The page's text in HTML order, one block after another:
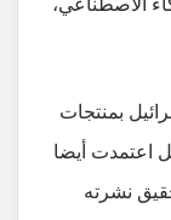
الاصطناعي،
بمنتجات
اعتمدت أيضا
نشرته